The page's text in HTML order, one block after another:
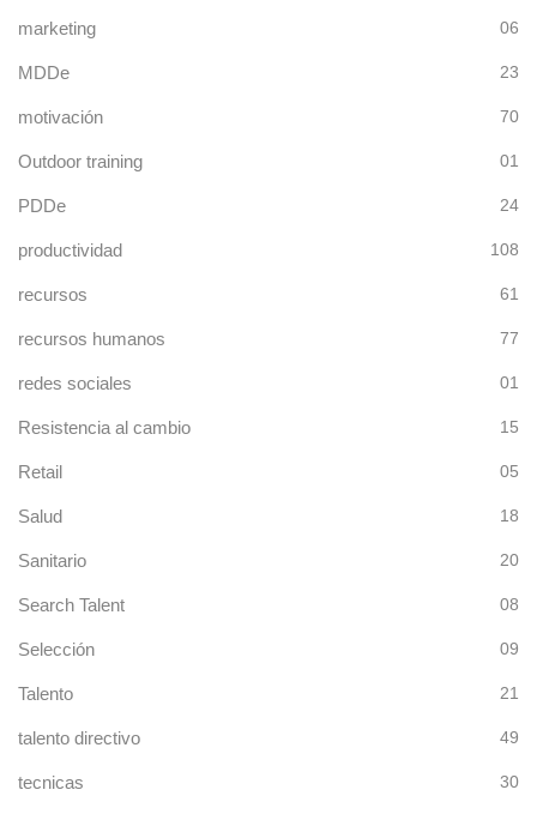
marketing 06
MDDe 23
motivación 70
Outdoor training 01
PDDe 24
productividad 108
recursos 61
recursos humanos 77
redes sociales 01
Resistencia al cambio 15
Retail 05
Salud 18
Sanitario 20
Search Talent 08
Selección 09
Talento 21
talento directivo 49
tecnicas 30